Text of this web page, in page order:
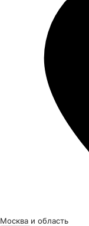
Москва и область